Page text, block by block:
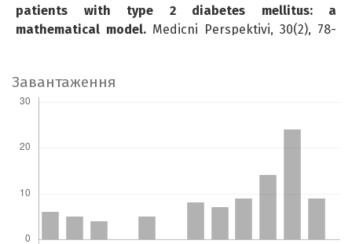
patients with type 2 diabetes mellitus: a
mathematical model. Medicni Perspektivi, 30(2), 78-
Завантаження